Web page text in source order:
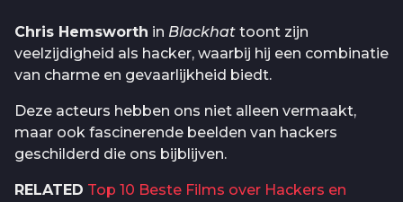
Chris Hemsworth in Blackhat toont zijn
veelzijdigheid als hacker, waarbij hij een combinatie
van charme en gevaarlijkheid biedt.
Deze acteurs hebben ons niet alleen vermaakt,
maar ook fascinerende beelden van hackers
geschilderd die ons bijblijven.
RELATED Top 10 Beste Films over Hackers en